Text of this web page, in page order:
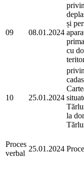
09 08.01.2024
și
cu
10 25.01.2024
la
Proces
verbal
25.01.2024